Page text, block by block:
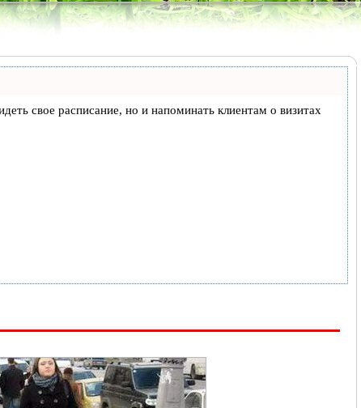
свое расписание, но и напоминать клиентам о визитах